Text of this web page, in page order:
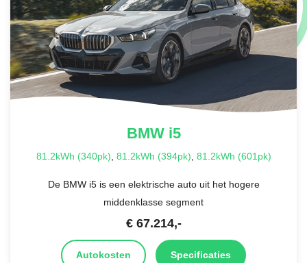
BMWi5
81.2kWh (340pk), 81.2kWh (394pk), 81.2kWh (601pk)
De BMW i5 is een elektrische auto uit het hogere
middenklasse segment
€ 67.214,-
Autokosten Specificaties